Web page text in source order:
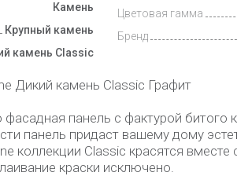
Камень
Крупный камень
камень Classic
Цветовая гамма
Бренд
Дикий камень Classic Графит
панель с фактурой битого
панель придаст вашему дому
коллекции Classic красятся
краски исключено.